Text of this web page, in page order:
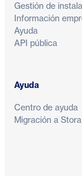
Gestión de
Información
Ayuda
API pública
Ayuda
Centro de ayuda
Migración a Stora